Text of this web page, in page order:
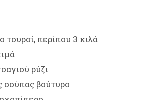
τουρσί, περίπου 3 κιλά
ρύζι
σούπας βούτυρο